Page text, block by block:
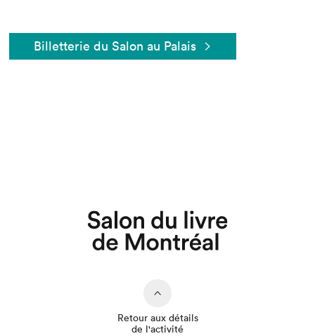
Billetterie du Salon au Palais
Retour aux détails
de l'activité